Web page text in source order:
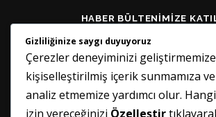
HABER BÜLTENIMIZE
Gizliliğinize saygı duyuyoruz
Çerezler deneyiminizi
kişiselleştirilmiş içerik sunmamıza
analiz etmemize yardımcı olur.
izin vereceğinizi Özelleştir